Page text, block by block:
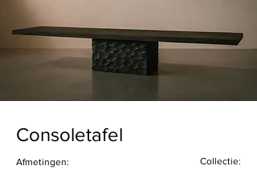
Consoletafel
Afmetingen: Collectie: